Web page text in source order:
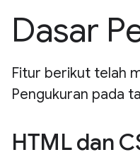
Dasar
Fitur berikut telah
Pengukuran pada
HTML dan